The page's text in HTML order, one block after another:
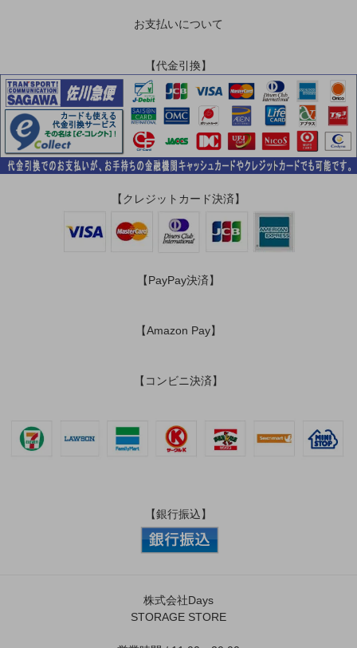
お支払いについて
【代金引換】
【クレジットカード決済】
【PayPay決済】
【Amazon Pay】
【コンビニ決済】
【銀行振込】
株式会社Days
STORAGE STORE